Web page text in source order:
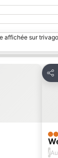
affichée sur
2
/